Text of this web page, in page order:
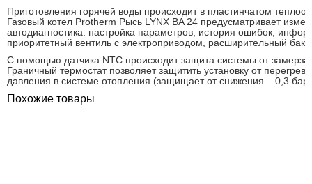
Приготовления горячей воды происходит в пластинчатом
Газовый котел Protherm Рысь LYNX BA 24 предусматривает
автодиагностика: настройка параметров, история ошибок,
приоритетный вентиль с электроприводом, расширительный
С помощью датчика NTC происходит защита системы от
Граничный термостат позволяет защитить установку от
давления в системе отопления (защищает от снижения – 0,3
Похожие товары